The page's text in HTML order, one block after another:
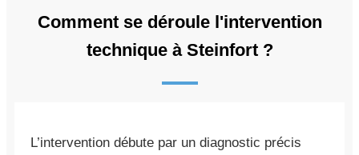
Comment se déroule l'intervention
technique à Steinfort ?
L’intervention débute par un diagnostic précis